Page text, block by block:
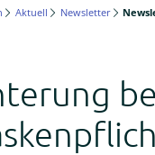
Aktuell Newsletter